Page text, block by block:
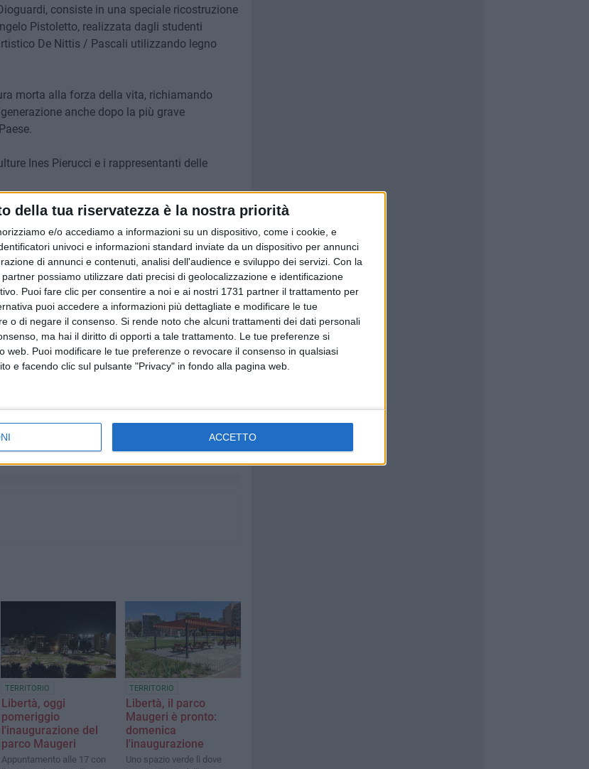
della tua riservatezza è la nostra priorità
e/o accediamo a informazioni su un dispositivo, come i cookie, e
univoci e informazioni standard inviate da un dispositivo per annunci
di annunci e contenuti, analisi dell'audience e sviluppo dei servizi. Con la
possiamo utilizzare dati precisi di geolocalizzazione e identificazione
Puoi fare clic per consentire a noi e ai nostri 1731 partner il trattamento per
puoi accedere a informazioni più dettagliate e modificare le tue
o di negare il consenso. Si rende noto che alcuni trattamenti dei dati personali
ma hai il diritto di opporti a tale trattamento. Le tue preferenze si
web. Puoi modificare le tue preferenze o revocare il consenso in qualsiasi
e facendo clic sul pulsante "Privacy" in fondo alla pagina web.
ACCETTO
consiste in una speciale ricostruzione
Pistoletto, realizzata dagli studenti
De Nittis / Pascali utilizzando legno
morta alla forza della vita, richiamando
anche dopo la più grave
Ines Pierucci e i rappresentanti delle
vita a un flash mob.
matematico dell'infinito, è composto da
tutte le diversità e le antinomie, tra cui
fra i cerchi opposti e rappresenta il grembo
arrestato da un poliziotto fuori
servizio
TERRITORIO
Libertà, oggi
pomeriggio
l'inaugurazione del
parco Maugeri
Appuntamento alle 17 con
TERRITORIO
Libertà, il parco
Maugeri è pronto:
domenica
l'inaugurazione
Uno spazio verde lì dove